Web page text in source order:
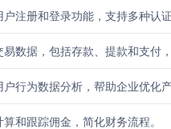
户注册和登录功能，支持多种认
易数据，包括存款、提款和支付
户行为数据分析，帮助企业优化
算和跟踪佣金，简化财务流程。